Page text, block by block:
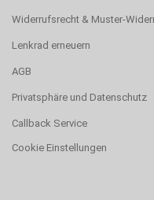
Widerrufsrecht & Muster-
Lenkrad erneuern
AGB
Privatsphäre und Datenschutz
Callback Service
Cookie Einstellungen